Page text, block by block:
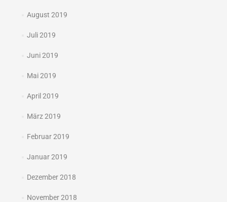
August 2019
Juli 2019
Juni 2019
Mai 2019
April 2019
März 2019
Februar 2019
Januar 2019
Dezember 2018
November 2018